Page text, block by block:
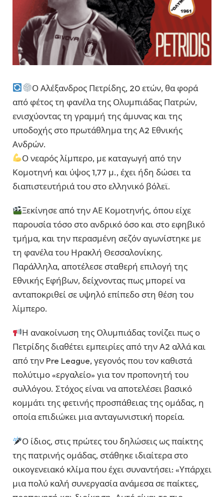
Ο Αλέξανδρος Πετρίδης, 20 ετών, θα φορά
από φέτος τη φανέλα της Ολυμπιάδας Πατρών,
ενισχύοντας τη γραμμή της άμυνας και της
υποδοχής στο πρωτάθλημα της Α2 Εθνικής
Ανδρών.
Ο νεαρός λίμπερο, με καταγωγή από την
Κομοτηνή και ύψος 1,77 μ., έχει ήδη δώσει τα
διαπιστευτήριά του στο ελληνικό βόλεϊ.
Ξεκίνησε από την ΑΕ Κομοτηνής, όπου είχε
παρουσία τόσο στο ανδρικό όσο και στο εφηβικό
τμήμα, και την περασμένη σεζόν αγωνίστηκε με
τη φανέλα του Ηρακλή Θεσσαλονίκης.
Παράλληλα, αποτέλεσε σταθερή επιλογή της
Εθνικής Εφήβων, δείχνοντας πως μπορεί να
ανταποκριθεί σε υψηλό επίπεδο στη θέση του
λίμπερο.
Η ανακοίνωση της Ολυμπιάδας τονίζει πως ο
Πετρίδης διαθέτει εμπειρίες από την Α2 αλλά και
από την Pre League, γεγονός που τον καθιστά
πολύτιμο «εργαλείο» για τον προπονητή του
συλλόγου. Στόχος είναι να αποτελέσει βασικό
κομμάτι της φετινής προσπάθειας της ομάδας, η
οποία επιδιώκει μια ανταγωνιστική πορεία.
Ο ίδιος, στις πρώτες του δηλώσεις ως παίκτης
της πατρινής ομάδας, στάθηκε ιδιαίτερα στο
οικογενειακό κλίμα που έχει συναντήσει: «Υπάρχει
μια πολύ καλή συνεργασία ανάμεσα σε παίκτες,